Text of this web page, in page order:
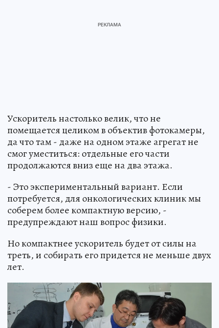
Ускоритель настолько велик, что не
помещается целиком в объектив фотокамеры,
да что там - даже на одном этаже агрегат не
смог уместиться: отдельные его части
продолжаются вниз еще на два этажа.
- Это экспериментальный вариант. Если
потребуется, для онкологических клиник мы
соберем более компактную версию, -
предупреждают наш вопрос физики.
Но компактнее ускоритель будет от силы на
треть, и собирать его придется не меньше двух
лет.